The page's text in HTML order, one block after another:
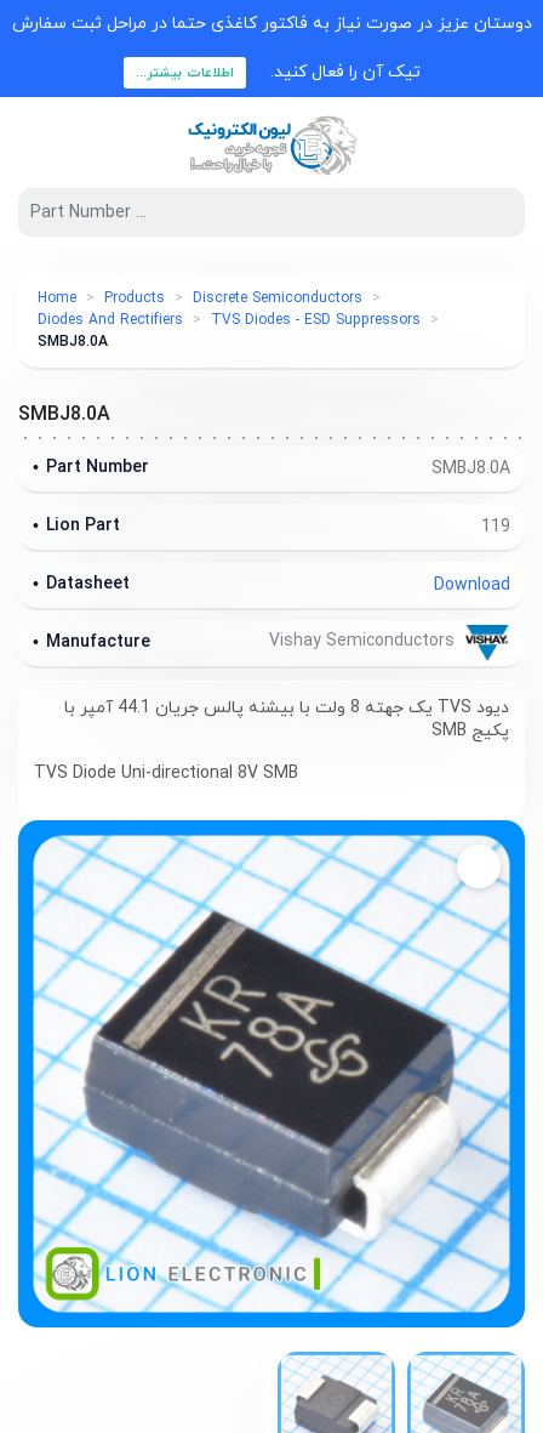
دوستان عزیز در صورت نیاز به فاکتور کاغذی حتما در مراحل ثبت سفارش
تیک آن را فعال کنید. اطلاعات بیشتر...
Home Products
Discrete Semiconductors
Diodes And Rectifiers
TVS Diodes - ESD Suppressors
SMBJ8.0A
SMBJ8.0A
SMBJ8.0A
Part Number
119
Lion Part
Download
Datasheet
Manufacture
دیود TVS یک جهته 8 ولت با بیشنه پالس جریان 44.1 آمپر با
پکیج SMB
TVS Diode Uni-directional 8V SMB